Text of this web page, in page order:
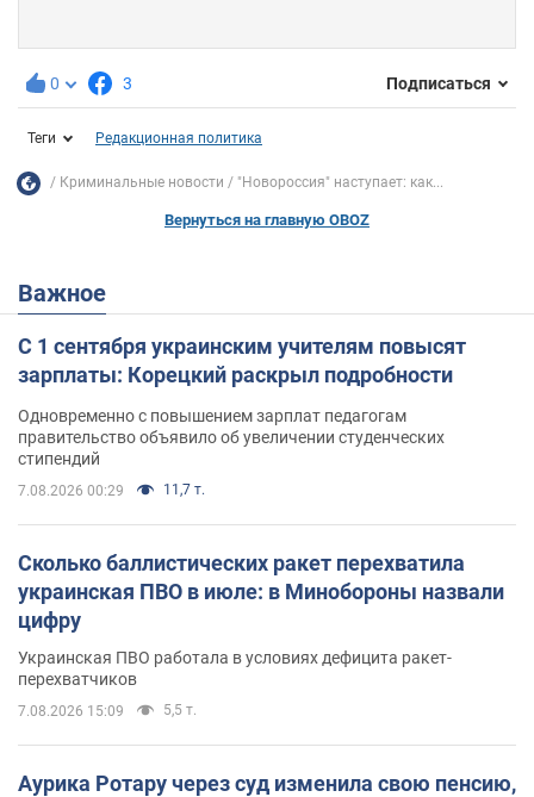
0 3 Подписаться
Теги Редакционная политика
Криминальные новости "Новороссия" наступает: как...
Вернуться на главную OBOZ
Важное
С 1 сентября украинским учителям повысят
зарплаты: Корецкий раскрыл подробности
Одновременно с повышением зарплат педагогам
правительство объявило об увеличении студенческих
стипендий
7.08.2026 00:29 11,7 т.
Сколько баллистических ракет перехватила
украинская ПВО в июле: в Минобороны назвали
цифру
Украинская ПВО работала в условиях дефицита ракет-
перехватчиков
7.08.2026 15:09 5,5 т.
Аурика Ротару через суд изменила свою пенсию,